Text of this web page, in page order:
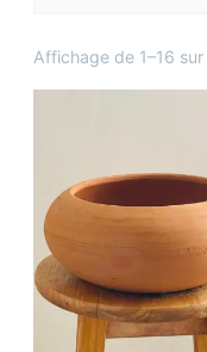
Affichage de 1–16